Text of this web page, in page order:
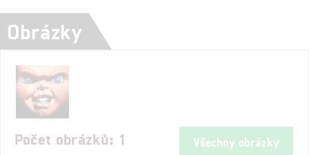
Obrázky
Počet obrázků: 1 Všechny obrázky